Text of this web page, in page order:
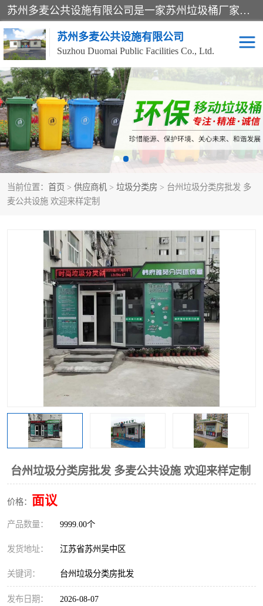
苏州多麦公共设施有限公司是一家苏州垃圾桶厂家，主营：塑料垃圾桶、分类果皮箱、户外园林椅、保安岗亭等产品厂家。全国统一热线电话：17105580222。公司组建完善的团队。设计人员，能根据客户要求，提供适合的设计方案，来满足客户的需求。
苏州多麦公共设施有限公司
Suzhou Duomai Public Facilities Co., Ltd.
当前位置： 首页 > 供应商机 > 垃圾分类房 > 台州垃圾分类房批发 多
麦公共设施 欢迎来样定制
台州垃圾分类房批发 多麦公共设施 欢迎来样定制
价格： 面议
产品数量： 9999.00个
发货地址： 江苏省苏州吴中区
关键词： 台州垃圾分类房批发
发布日期： 2026-08-07
办公室脚踩垃圾桶 保安岗亭
分类果皮箱 公园椅
垃圾分类房 塑料垃圾桶
防疫岗亭 吸烟岗亭